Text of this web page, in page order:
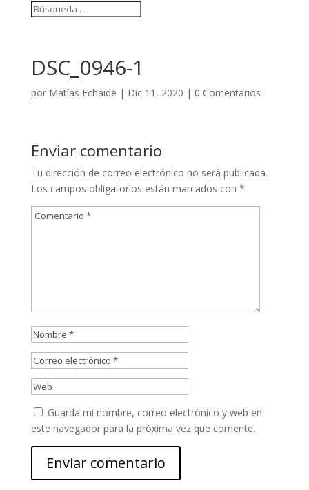
DSC_0946-1
por Matías Echaide | Dic 11, 2020 | 0 Comentarios
Enviar comentario
Tu dirección de correo electrónico no será publicada.
Los campos obligatorios están marcados con *
Guarda mi nombre, correo electrónico y web en
este navegador para la próxima vez que comente.